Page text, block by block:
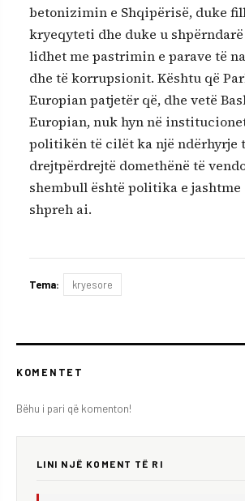
betonizimin e Shqipërisë, duke
kryeqyteti dhe duke u
lidhet me pastrimin e parave të
dhe të korrupsionit. Kështu që
Europian patjetër që, dhe vetë
Europian, nuk hyn në
politikën të cilët ka një ndërhyrje
drejtpërdrejtë domethënë të
shembull është politika e jashtme
shpreh ai.
Tema: kryesore
KOMENTET
Bëhu i pari që komenton!
LINI NJË KOMENT TË RI